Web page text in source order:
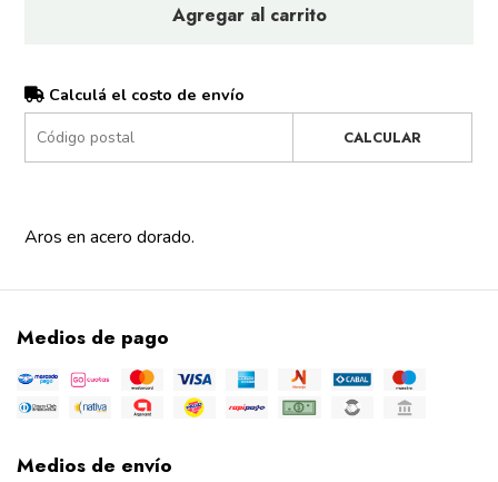
Agregar al carrito
Calculá el costo de envío
CALCULAR
Aros en acero dorado.
Medios de pago
Medios de envío